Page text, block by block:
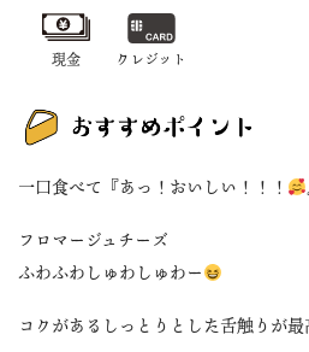
現金 クレジット
一口食べて『あっ！おいしい！！！
フロマージュチーズ
ふわふわしゅわしゅわー
コクがあるしっとりとした舌触りが最